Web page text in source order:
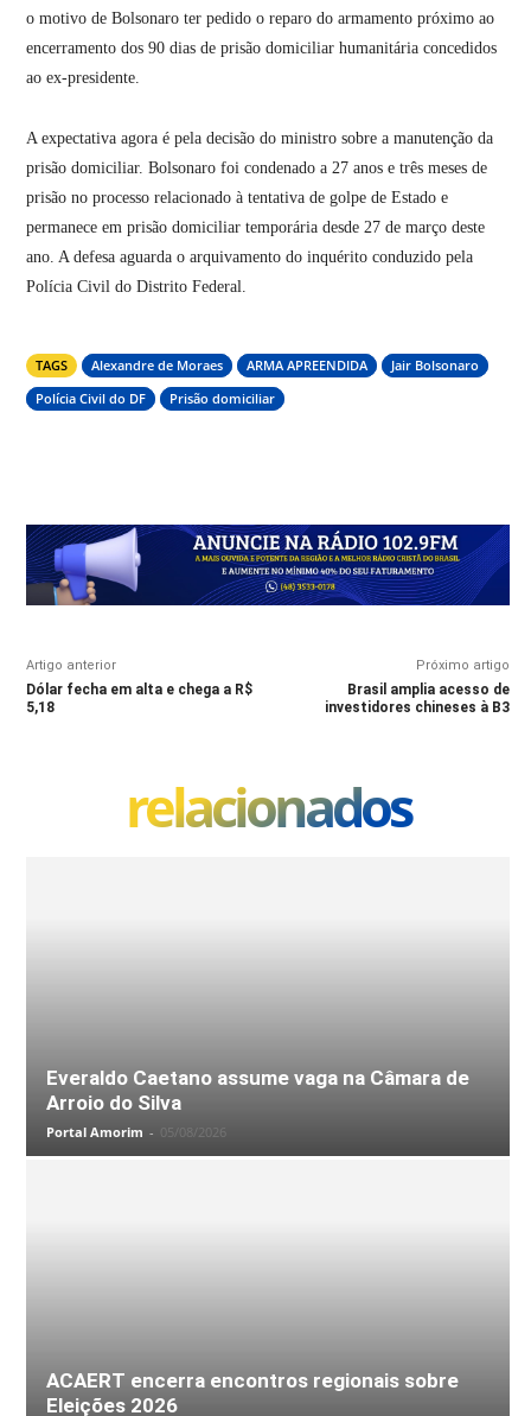
o motivo de Bolsonaro ter pedido o reparo do armamento próximo ao
encerramento dos 90 dias de prisão domiciliar humanitária concedidos
ao ex-presidente.
A expectativa agora é pela decisão do ministro sobre a manutenção da
prisão domiciliar. Bolsonaro foi condenado a 27 anos e três meses de
prisão no processo relacionado à tentativa de golpe de Estado e
permanece em prisão domiciliar temporária desde 27 de março deste
ano. A defesa aguarda o arquivamento do inquérito conduzido pela
Polícia Civil do Distrito Federal.
TAGS Alexandre de Moraes ARMA APREENDIDA
Jair Bolsonaro
Polícia Civil do DF
Prisão domiciliar
Artigo anterior
Dólar fecha em alta e chega a R$
5,18
Próximo artigo
Brasil amplia acesso de
investidores chineses à B3
relacionados
Everaldo Caetano assume vaga na Câmara de
Arroio do Silva
Portal Amorim - 05/08/2026
ACAERT encerra encontros regionais sobre
Eleições 2026